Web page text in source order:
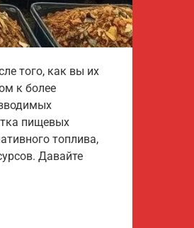
того, как вы их
к более
пищевых
топлива,
Давайте